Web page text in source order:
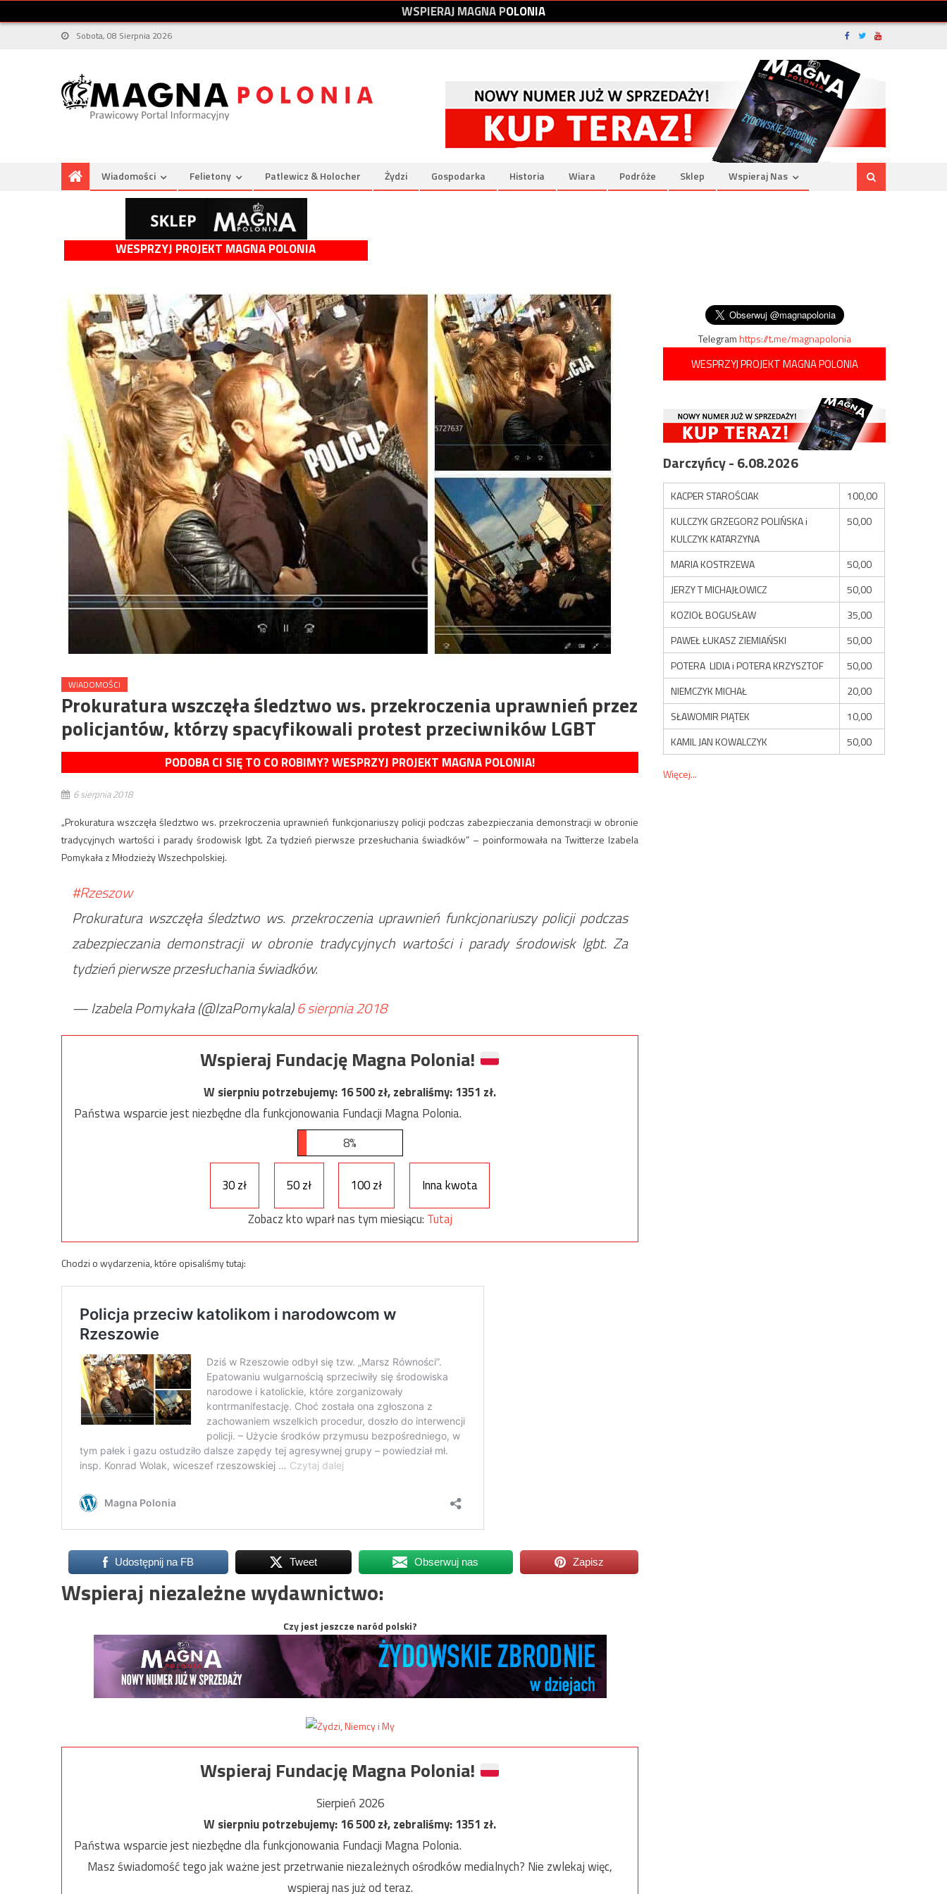
WSPIERAJMAGNAPOLONIA
Sobota, 08 Sierpnia 2026
Wiadomości Felietony Patlewicz & Holocher Żydzi Gospodarka Historia Wiara Podróże Sklep Wspieraj Nas
WESPRZYJ PROJEKT MAGNA POLONIA
WIADOMOŚCI
Prokuratura wszczęła śledztwo ws. przekroczenia uprawnień przez
policjantów, którzy spacyfikowali protest przeciwników LGBT
PODOBA CI SIĘ TO CO ROBIMY? WESPRZYJ PROJEKT MAGNA POLONIA!
6 sierpnia 2018
„Prokuratura wszczęła śledztwo ws. przekroczenia uprawnień funkcjonariuszy policji podczas zabezpieczania demonstracji w obronie
tradycyjnych wartości i parady środowisk lgbt. Za tydzień pierwsze przesłuchania świadków” – poinformowała na Twitterze Izabela
Pomykała z Młodzieży Wszechpolskiej.
#Rzeszow
Prokuratura wszczęła śledztwo ws. przekroczenia uprawnień funkcjonariuszy policji podczas
zabezpieczania demonstracji w obronie tradycyjnych wartości i parady środowisk lgbt. Za
tydzień pierwsze przesłuchania świadków.
— Izabela Pomykała (@IzaPomykala)6 sierpnia 2018
Wspieraj Fundację Magna Polonia!
W sierpniu potrzebujemy:16 500zł, zebraliśmy:1351 zł.
Państwa wsparcie jest niezbędne dla funkcjonowania Fundacji Magna Polonia.
8%
30 zł 50 zł 100 zł
Inna kwota
Zobacz kto wparł nas tym miesiącu: Tutaj
Chodzi o wydarzenia, które opisaliśmy tutaj:
Udostępnij na FB Tweet Obserwuj nas Zapisz
Wspieraj niezależne wydawnictwo:
Czy jest jeszcze naród polski?
Wspieraj Fundację Magna Polonia!
Sierpień 2026
W sierpniu potrzebujemy:16 500zł, zebraliśmy:1351 zł.
Państwa wsparcie jest niezbędne dla funkcjonowania Fundacji Magna Polonia.
Masz świadomość tego jak ważne jest przetrwanie niezależnych ośrodków medialnych? Nie zwlekaj więc,
wspieraj nas już od teraz.
Telegramhttps://t.me/magnapolonia
WESPRZYJ PROJEKT MAGNA POLONIA
Darczyńcy - 6.08.2026
KACPER STAROŚCIAK
100,00
KULCZYK GRZEGORZ POLIŃSKA i
KULCZYK KATARZYNA
50,00
MARIA KOSTRZEWA
50,00
JERZY T MICHAJŁOWICZ
50,00
KOZIOŁ BOGUSŁAW
35,00
PAWEŁ ŁUKASZ ZIEMIAŃSKI
50,00
POTERA LIDIA i POTERA KRZYSZTOF
50,00
NIEMCZYK MICHAŁ
20,00
SŁAWOMIR PIĄTEK
10,00
KAMIL JAN KOWALCZYK
50,00
Więcej...